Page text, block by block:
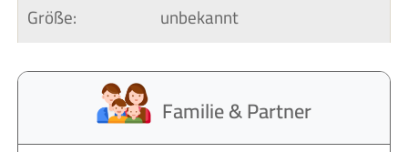
Größe:
unbekannt
Familie & Partner